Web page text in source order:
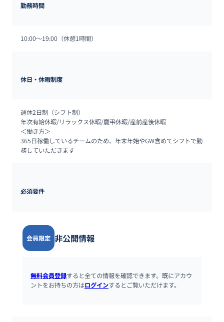
勤務時間
10:00～19:00（休憩1時間）
休日・休暇制度
週休2日制（シフト制）
年次有給休暇/リラックス休暇/慶弔休暇/産前産後休暇
＜働き方＞
365日稼働しているチームのため、年末年始やGW含めてシフトで勤
務していただきます
必須要件
会員限定 非公開情報
無料会員登録すると全ての情報を確認できます。既にアカウ
ントをお持ちの方はログインするとご覧いただけます。